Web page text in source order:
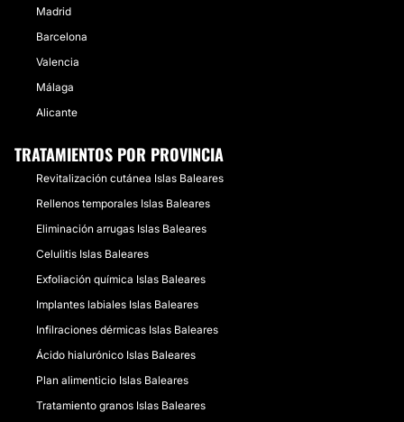
Madrid
Barcelona
Valencia
Málaga
Alicante
TRATAMIENTOS POR PROVINCIA
Revitalización cutánea Islas Baleares
Rellenos temporales Islas Baleares
Eliminación arrugas Islas Baleares
Celulitis Islas Baleares
Exfoliación química Islas Baleares
Implantes labiales Islas Baleares
Infilraciones dérmicas Islas Baleares
Ácido hialurónico Islas Baleares
Plan alimenticio Islas Baleares
Tratamiento granos Islas Baleares